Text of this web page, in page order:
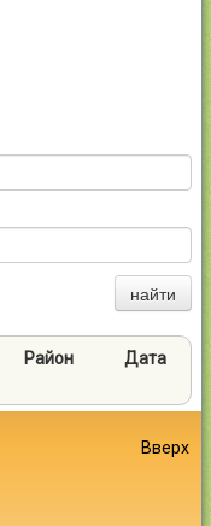
найти
Район Дата
Вверх